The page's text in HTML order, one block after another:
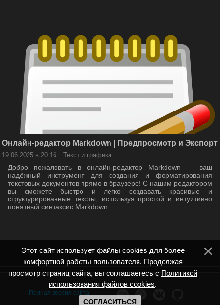
Онлайн-редактор Markdown | Предпросмотр и Экспорт
19.06.2025 в 20:16 Текст и графика
Добро пожаловать в онлайн-редактор Markdown — ваш
надёжный инструмент для создания и форматирования
текстовых документов прямо в браузере! С нашим редактором
вы сможете быстро и легко создавать красивые и
структурированные тексты, используя простой и интуитивно
понятный синтаксис Markdown.
Полная версия сайта
Этот сайт использует файлы cookies для более
комфортной работы пользователя. Продолжая
просмотр страниц сайта, вы соглашаетесь с Политикой
использования файлов cookies.
СОГЛАСИТЬСЯ